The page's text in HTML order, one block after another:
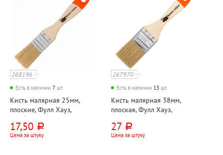
268196
Есть в наличии 7 шт.
Кисть малярная 25мм,
плоские, Фулл Хауз,
"Любитель", щетина
натуральная, материал
ручки дерево
17,50 руб.
Цена за штуку
267970
Есть в наличии 13 шт.
Кисть малярная 38мм,
плоская, Фулл Хауз,
"Любитель", щетина
натуральная, материал
ручки дерево
27 руб.
Цена за штуку